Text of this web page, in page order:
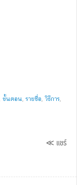
ขั้นตอน รายชื่อ ,วิธีการ
≪ แชร์